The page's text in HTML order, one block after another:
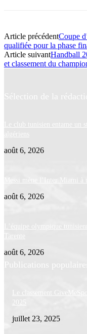
Article précédentCoupe
qualifiée pour la phase
Article suivantHandball
et classement du
Sélection de la
Le club tunisien entame un
algériens
août 6, 2026
Messi mène l’Inter Miami
août 6, 2026
L’équipe olympique
Tarente
août 6, 2026
Publications
Le classement
2025
juillet 23, 2025